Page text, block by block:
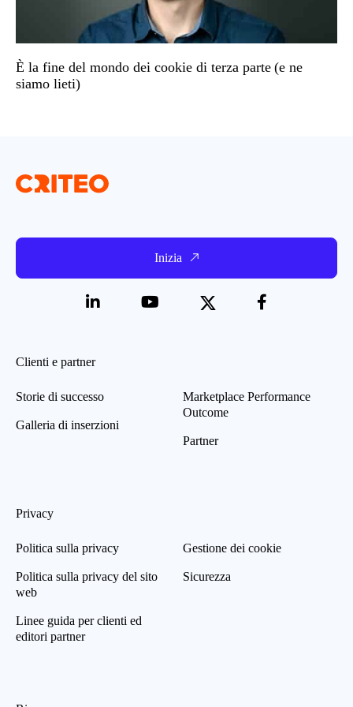
È la fine del mondo dei cookie di terza parte (e ne
siamo lieti)
Inizia
Clienti e partner
Storie di successo
Galleria di inserzioni
Marketplace Performance
Outcome
Partner
Privacy
Politica sulla privacy
Politica sulla privacy del sito
web
Linee guida per clienti ed
editori partner
Gestione dei cookie
Sicurezza